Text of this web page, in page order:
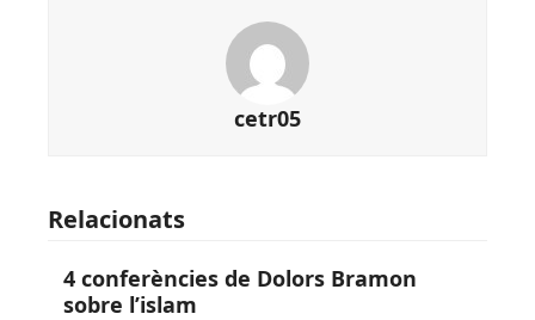
cetr05
Relacionats
4 conferències de Dolors Bramon
sobre l’islam